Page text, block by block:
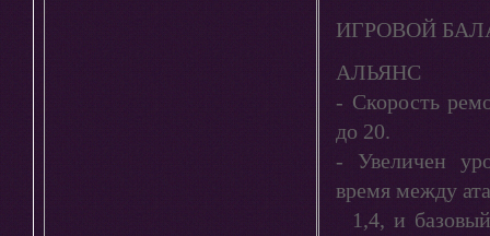
ИГРОВОЙ
АЛЬЯНС
- Скорость
до 20.
- Увеличен
время между
1,4, и